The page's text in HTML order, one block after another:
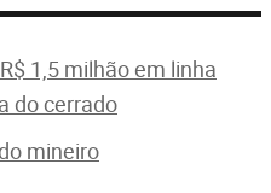
1,5 milhão em linha
do cerrado
mineiro